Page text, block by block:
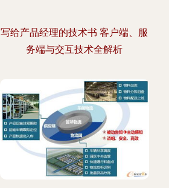
写给产品经理的技术书 客户端、服
务端与交互技术全解析